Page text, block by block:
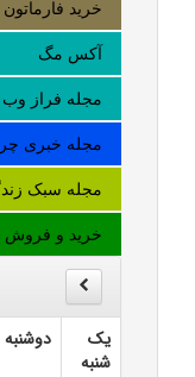
خرید
آکس مگ
مجله فراز وب
مجله خبری
مجله سبک
خرید و فروش
یک
شنبه
دوشنبه